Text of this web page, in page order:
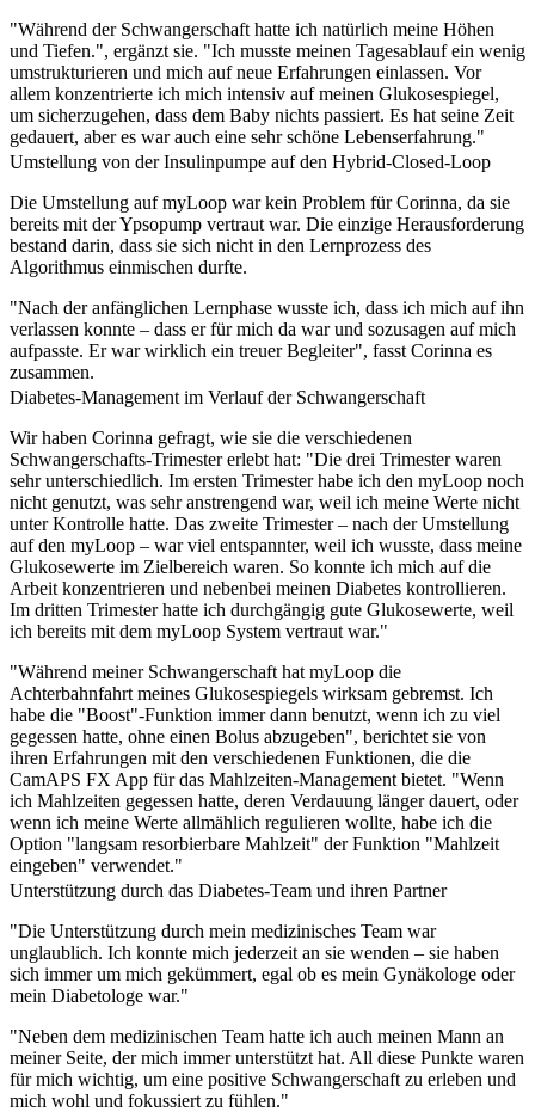
"Während der Schwangerschaft hatte ich natürlich meine Höhen
und Tiefen.", ergänzt sie. "Ich musste meinen Tagesablauf ein wenig
umstrukturieren und mich auf neue Erfahrungen einlassen. Vor
allem konzentrierte ich mich intensiv auf meinen Glukosespiegel,
um sicherzugehen, dass dem Baby nichts passiert. Es hat seine Zeit
gedauert, aber es war auch eine sehr schöne Lebenserfahrung."
Umstellung von der Insulinpumpe auf den Hybrid-Closed-Loop
Die Umstellung auf myLoop war kein Problem für Corinna, da sie
bereits mit der Ypsopump vertraut war. Die einzige Herausforderung
bestand darin, dass sie sich nicht in den Lernprozess des
Algorithmus einmischen durfte.
"Nach der anfänglichen Lernphase wusste ich, dass ich mich auf ihn
verlassen konnte – dass er für mich da war und sozusagen auf mich
aufpasste. Er war wirklich ein treuer Begleiter", fasst Corinna es
zusammen.
Diabetes-Management im Verlauf der Schwangerschaft
Wir haben Corinna gefragt, wie sie die verschiedenen
Schwangerschafts-Trimester erlebt hat: "Die drei Trimester waren
sehr unterschiedlich. Im ersten Trimester habe ich den myLoop noch
nicht genutzt, was sehr anstrengend war, weil ich meine Werte nicht
unter Kontrolle hatte. Das zweite Trimester – nach der Umstellung
auf den myLoop – war viel entspannter, weil ich wusste, dass meine
Glukosewerte im Zielbereich waren. So konnte ich mich auf die
Arbeit konzentrieren und nebenbei meinen Diabetes kontrollieren.
Im dritten Trimester hatte ich durchgängig gute Glukosewerte, weil
ich bereits mit dem myLoop System vertraut war."
"Während meiner Schwangerschaft hat myLoop die
Achterbahnfahrt meines Glukosespiegels wirksam gebremst. Ich
habe die "Boost"-Funktion immer dann benutzt, wenn ich zu viel
gegessen hatte, ohne einen Bolus abzugeben", berichtet sie von
ihren Erfahrungen mit den verschiedenen Funktionen, die die
CamAPS FX App für das Mahlzeiten-Management bietet. "Wenn
ich Mahlzeiten gegessen hatte, deren Verdauung länger dauert, oder
wenn ich meine Werte allmählich regulieren wollte, habe ich die
Option "langsam resorbierbare Mahlzeit" der Funktion "Mahlzeit
eingeben" verwendet."
Unterstützung durch das Diabetes-Team und ihren Partner
"Die Unterstützung durch mein medizinisches Team war
unglaublich. Ich konnte mich jederzeit an sie wenden – sie haben
sich immer um mich gekümmert, egal ob es mein Gynäkologe oder
mein Diabetologe war."
"Neben dem medizinischen Team hatte ich auch meinen Mann an
meiner Seite, der mich immer unterstützt hat. All diese Punkte waren
für mich wichtig, um eine positive Schwangerschaft zu erleben und
mich wohl und fokussiert zu fühlen."